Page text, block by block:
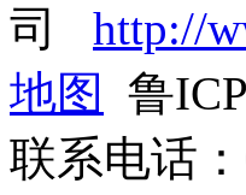
司 http://
地图
鲁
联系电话